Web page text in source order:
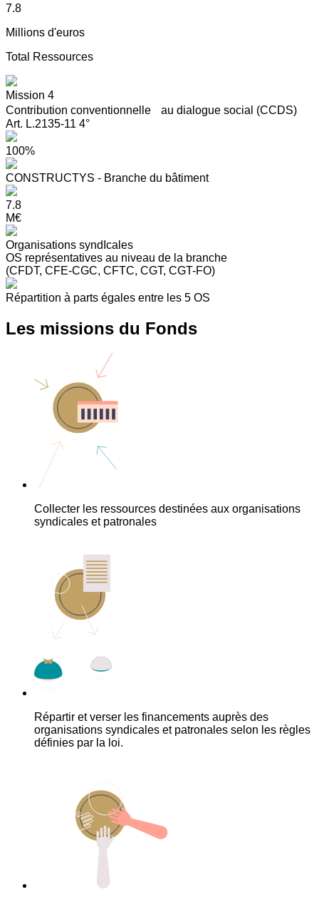
7.8
Millions d'euros
Total Ressources
Mission 4
Contribution conventionnelle au dialogue social (CCDS)
Art. L.2135-11 4°
100%
CONSTRUCTYS - Branche du bâtiment
7.8
M€
Organisations syndIcales
OS représentatives au niveau de la branche
(CFDT, CFE-CGC, CFTC, CGT, CGT-FO)
Répartition à parts égales entre les 5 OS
Les missions du Fonds
Collecter les ressources destinées aux organisations
syndicales et patronales
Répartir et verser les financements auprès des
organisations syndicales et patronales selon les règles
définies par la loi.